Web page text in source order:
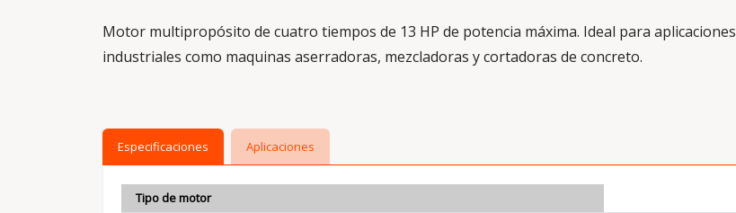
Motor multipropósito de cuatro tiempos de 13 HP de potencia máxima. Ideal para aplicaciones
industriales como maquinas aserradoras, mezcladoras y cortadoras de concreto.
Especificaciones Aplicaciones
Tipo de motor